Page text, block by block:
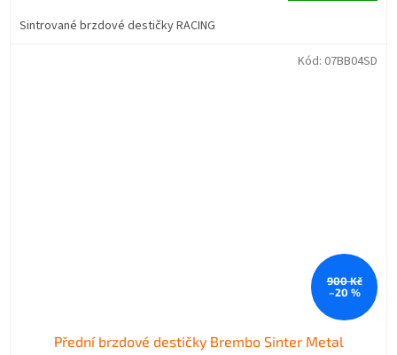
Sintrované brzdové destičky RACING
900 Kč
–20 %
Přední brzdové destičky Brembo Sinter Metal
Kód: 07BB04SD